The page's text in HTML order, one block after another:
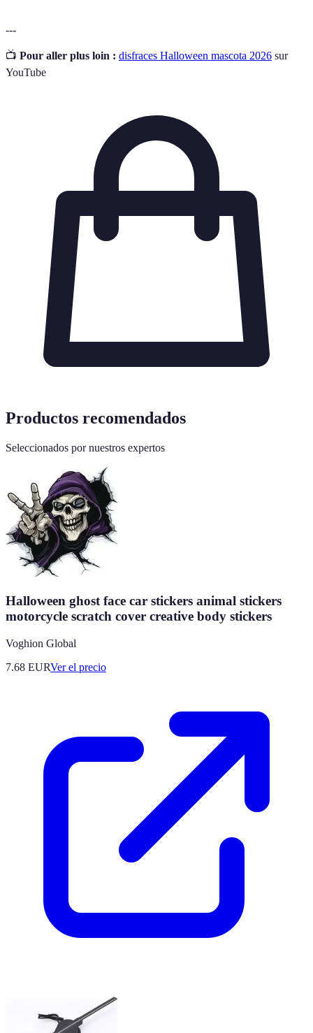
---
📺 Pour aller plus loin : disfraces Halloween mascota 2026 sur
YouTube
Productos recomendados
Seleccionados por nuestros expertos
Halloween ghost face car stickers animal stickers
motorcycle scratch cover creative body stickers
Voghion Global
7.68 EURVer el precio